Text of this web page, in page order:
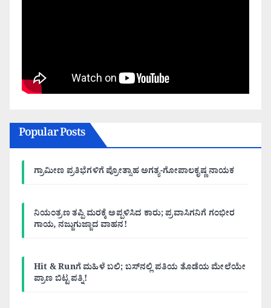
Popular Posts
ಗ್ರಾಮೀಣ ಪ್ರತಿಭೆಗಳಿಗೆ ಪ್ರೋತ್ಸಾಹ ಅಗತ್ಯ-ಗೋಪಾಲಕೃಷ್ಣ ನಾಯಕ
ನಿಯಂತ್ರಣ ತಪ್ಪಿ ಮರಕ್ಕೆ ಅಪ್ಪಳಿಸಿದ ಕಾರು; ಪ್ರವಾಸಿಗನಿಗೆ ಗಂಭೀರ
ಗಾಯ, ನಜ್ಜುಗುಜ್ಜಾದ ವಾಹನ!
Hit & Runಗೆ ಮಹಿಳೆ ಬಲಿ; ಬಸ್‌ನಲ್ಲಿ ಪತಿಯ ತೊಡೆಯ ಮೇಲೆಯೇ
ಪ್ರಾಣ ಬಿಟ್ಟ ಪತ್ನಿ!